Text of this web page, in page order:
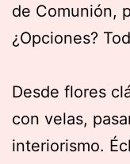
de Comunión,
¿Opciones?
Desde flores
con velas,
interiorismo.